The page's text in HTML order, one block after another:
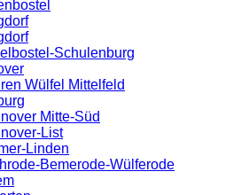
Schulenburg
Wülfel Mittelfeld
Mitte-Süd
List
Linden
Bemerode-Wülferode